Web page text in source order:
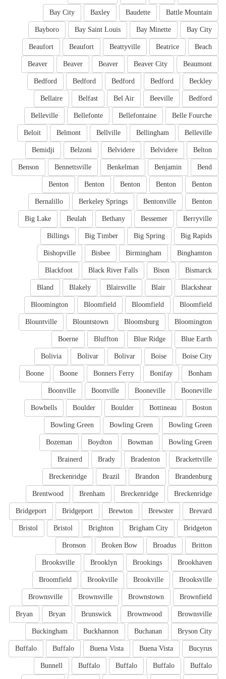
Battle Mountain
Baudette
Baxley
Bay City
Bay City
Bay Minette
Bay Saint Louis
Bayboro
Beach
Beatrice
Beattyville
Beaufort
Beaufort
Beaumont
Beaver City
Beaver
Beaver
Beaver
Beckley
Bedford
Bedford
Bedford
Bedford
Bedford
Beeville
Bel Air
Belfast
Bellaire
Belle Fourche
Bellefontaine
Bellefonte
Belleville
Belleville
Bellingham
Bellville
Belmont
Beloit
Belton
Belvidere
Belvidere
Belzoni
Bemidji
Bend
Benjamin
Benkelman
Bennettsville
Benson
Benton
Benton
Benton
Benton
Benton
Benton
Bentonville
Berkeley Springs
Bernalillo
Berryville
Bessemer
Bethany
Beulah
Big Lake
Big Rapids
Big Spring
Big Timber
Billings
Binghamton
Birmingham
Bisbee
Bishopville
Bismarck
Bison
Black River Falls
Blackfoot
Blackshear
Blair
Blairsville
Blakely
Bland
Bloomfield
Bloomfield
Bloomfield
Bloomington
Bloomington
Bloomsburg
Blountstown
Blountville
Blue Earth
Blue Ridge
Bluffton
Boerne
Boise City
Boise
Bolivar
Bolivar
Bolivia
Bonham
Bonifay
Bonners Ferry
Boone
Boone
Booneville
Booneville
Boonville
Boonville
Boston
Bottineau
Boulder
Boulder
Bowbells
Bowling Green
Bowling Green
Bowling Green
Bowling Green
Bowman
Boydton
Bozeman
Brackettville
Bradenton
Brady
Brainerd
Brandenburg
Brandon
Brazil
Breckenridge
Breckenridge
Breckenridge
Brenham
Brentwood
Brevard
Brewster
Brewton
Bridgeport
Bridgeport
Bridgeton
Brigham City
Brighton
Bristol
Bristol
Britton
Broadus
Broken Bow
Bronson
Brookhaven
Brookings
Brooklyn
Brooksville
Brooksville
Brookville
Brookville
Broomfield
Brownfield
Brownstown
Brownsville
Brownsville
Brownsville
Brownwood
Brunswick
Bryan
Bryan
Bryson City
Buchanan
Buckhannon
Buckingham
Bucyrus
Buena Vista
Buena Vista
Buffalo
Buffalo
Buffalo
Buffalo
Buffalo
Buffalo
Bunnell